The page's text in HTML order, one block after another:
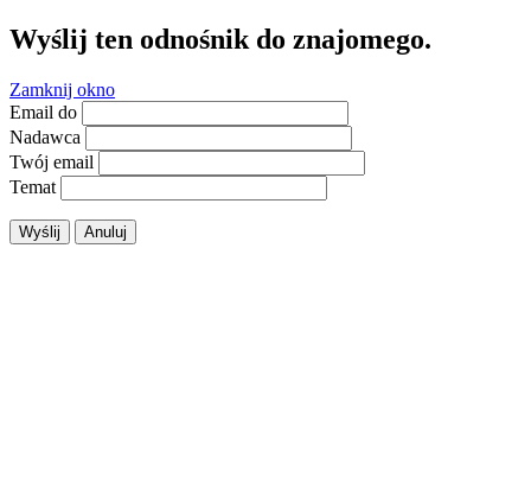
Wyślij ten odnośnik do znajomego.
Zamknij okno
Email do
Nadawca
Twój email
Temat
Wyślij Anuluj